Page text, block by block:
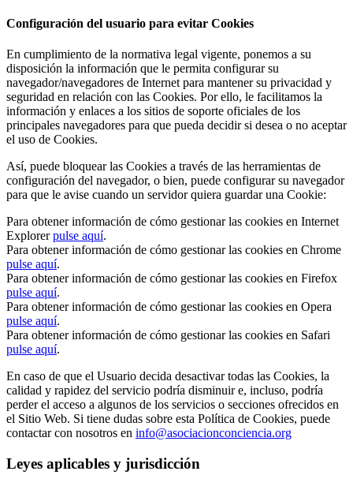
Configuración del usuario para evitar Cookies
En cumplimiento de la normativa legal vigente, ponemos a su
disposición la información que le permita configurar su
navegador/navegadores de Internet para mantener su privacidad y
seguridad en relación con las Cookies. Por ello, le facilitamos la
información y enlaces a los sitios de soporte oficiales de los
principales navegadores para que pueda decidir si desea o no aceptar
el uso de Cookies.
Así, puede bloquear las Cookies a través de las herramientas de
configuración del navegador, o bien, puede configurar su navegador
para que le avise cuando un servidor quiera guardar una Cookie:
Para obtener información de cómo gestionar las cookies en Internet
Explorerpulse aquí.
Para obtener información de cómo gestionar las cookies en Chrome
pulse aquí.
Para obtener información de cómo gestionar las cookies en Firefox
pulse aquí.
Para obtener información de cómo gestionar las cookies en Opera
pulse aquí.
Para obtener información de cómo gestionar las cookies en Safari
pulse aquí.
En caso de que el Usuario decida desactivar todas las Cookies, la
calidad y rapidez del servicio podría disminuir e, incluso, podría
perder el acceso a algunos de los servicios o secciones ofrecidos en
el Sitio Web. Si tiene dudas sobre esta Política de Cookies, puede
contactar con nosotros en info@asociacionconciencia.org
Leyes aplicables y jurisdicción